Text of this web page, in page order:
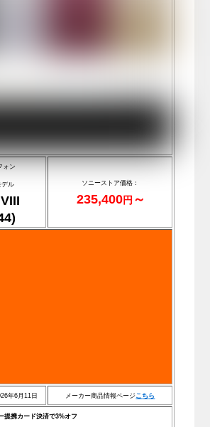
ォン
デル ソニーストア価格：
235,400円 ～
年6月11日 メーカー商品情報ページこちら
提携カード決済で3%オフ